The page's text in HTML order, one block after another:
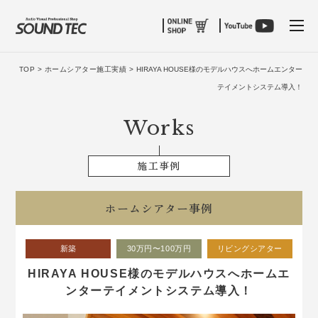
TOP > ホームシアター施工実績 > HIRAYA HOUSE様のモデルハウスへホームエンター
テイメントシステム導入！
Works
施工事例
ホームシアター事例
新築 30万円〜100万円 リビングシアター
HIRAYA HOUSE様のモデルハウスへホームエ
ンターテイメントシステム導入！